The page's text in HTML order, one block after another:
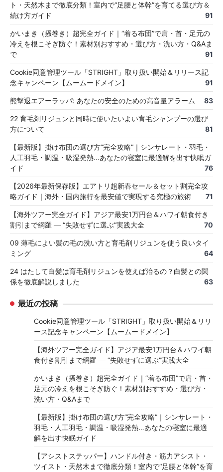
ト・天然木まで徹底分類！室内で“足腰と体幹”を育てる選び方＆
続け方ガイド
91
かいまき（掻巻き）超完全ガイド｜“着る布団”で肩・首・足元の
冷えを根こそぎ防ぐ！素材別おすすめ・選び方・洗い方・Q&Aま
で
91
Cookie同意管理ツール「STRIGHT」取り扱い開始＆リリース記
念キャンペーン【ムームードメイン】
91
熊撃退エアーラッパ: あなたの安全のための高音量アラーム 83
22 育毛剤リジュンと同時に使いたいよい育毛シャンプーの選び
方について
81
【最新版】掛け布団の選び方“完全攻略”｜シンサレート・羽毛・
人工羽毛・調温・吸湿発熱…あなたの寝室に最適解を出す快眠ガ
イド
76
【2026年最新保存版】エアトリ超新春セール＆セット割完全攻
略ガイド｜海外・国内旅行を最安値で実現する究極の旅術
71
【海外ツアー完全ガイド】アジア最安1万円台＆ハワイ朝食付き
割引まで網羅 ― “失敗せずに選ぶ”実践大全
70
09 薄毛によい髪の毛の洗い方と育毛剤リジュンを使う良いタイ
ミング
64
24 はたして白髪は育毛剤リジュンを使えば治るの？白髪との関
係を徹底解説しました
63
最近の投稿
Cookie同意管理ツール「STRIGHT」取り扱い開始＆リリ
ース記念キャンペーン【ムームードメイン】
【海外ツアー完全ガイド】アジア最安1万円台＆ハワイ朝
食付き割引まで網羅 ― “失敗せずに選ぶ”実践大全
かいまき（掻巻き）超完全ガイド｜“着る布団”で肩・首・
足元の冷えを根こそぎ防ぐ！素材別おすすめ・選び方・
洗い方・Q&Aまで
【最新版】掛け布団の選び方“完全攻略”｜シンサレート・
羽毛・人工羽毛・調温・吸湿発熱…あなたの寝室に最適
解を出す快眠ガイド
【アシストステッパー】ハンドル付き・筋力アシスト・
ツイスト・天然木まで徹底分類！室内で“足腰と体幹”を育